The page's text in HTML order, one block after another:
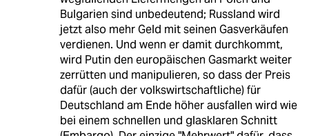
Bulgarien sind unbedeutend; Russland wird
jetzt also mehr Geld mit seinen Gasverkäufen
verdienen. Und wenn er damit durchkommt,
wird Putin den europäischen Gasmarkt weiter
zerrütten und manipulieren, so dass der Preis
dafür (auch der volkswirtschaftliche) für
Deutschland am Ende höher ausfallen wird wie
bei einem schnellen und glasklaren Schnitt